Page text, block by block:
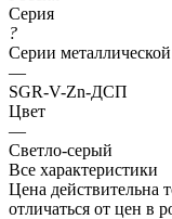
Серия
?
Серии
—
SGR-V-Zn-ДСП
Цвет
—
Светло-серый
Все характеристики
Цена действительна
отличаться от цен в